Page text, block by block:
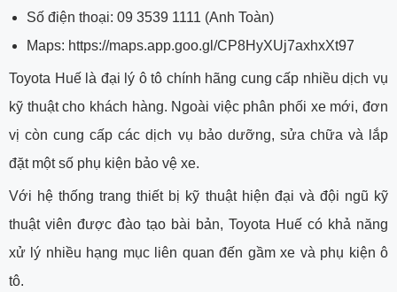
Số điện thoại: 09 3539 1111 (Anh Toàn)
Maps: https://maps.app.goo.gl/CP8HyXUj7axhxXt97
Toyota Huế là đại lý ô tô chính hãng cung cấp nhiều dịch vụ
kỹ thuật cho khách hàng. Ngoài việc phân phối xe mới, đơn
vị còn cung cấp các dịch vụ bảo dưỡng, sửa chữa và lắp
đặt một số phụ kiện bảo vệ xe.
Với hệ thống trang thiết bị kỹ thuật hiện đại và đội ngũ kỹ
thuật viên được đào tạo bài bản, Toyota Huế có khả năng
xử lý nhiều hạng mục liên quan đến gầm xe và phụ kiện ô
tô.